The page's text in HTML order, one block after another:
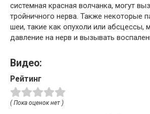
системная красная волчанка, могут
тройничного нерва. Также некоторые
шеи, такие как опухоли или абсцессы,
давление на нерв и вызывать
Видео:
Рейтинг
( Пока оценок нет )